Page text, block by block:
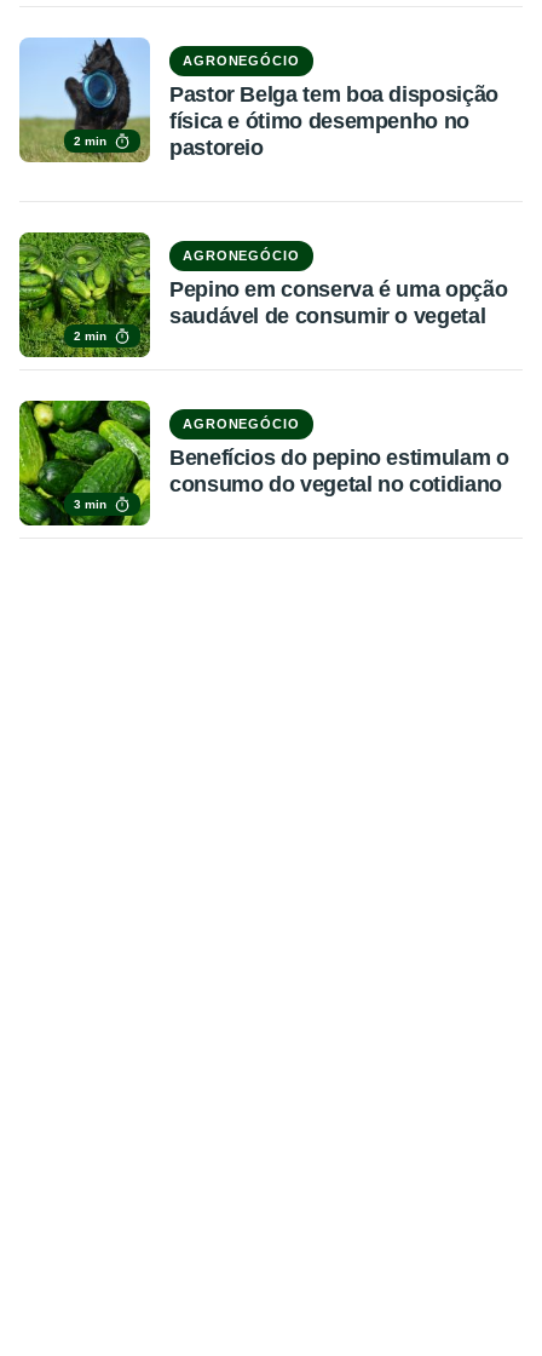
2 min
AGRONEGÓCIO
Pastor Belga tem boa disposição
física e ótimo desempenho no
pastoreio
2 min
AGRONEGÓCIO
Pepino em conserva é uma opção
saudável de consumir o vegetal
3 min
AGRONEGÓCIO
Benefícios do pepino estimulam o
consumo do vegetal no cotidiano